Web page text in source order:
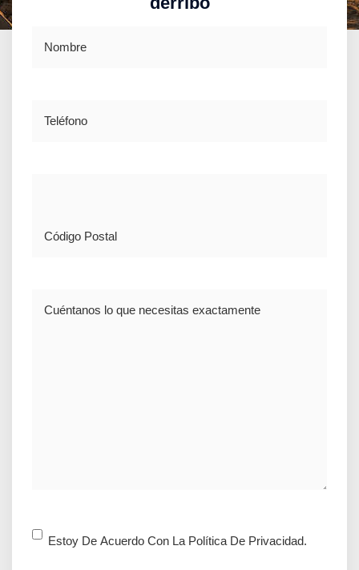
Consentimiento
Estoy De Acuerdo Con La Política De Privacidad.